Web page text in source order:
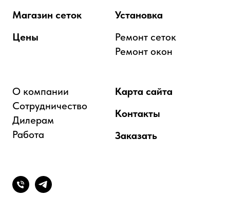
Магазин сеток
Цены
Установка
Ремонт сеток
Ремонт окон
О компании
Сотрудничество
Дилерам
Работа
Карта сайта
Контакты
Заказать